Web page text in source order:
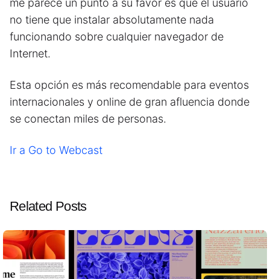
no tiene que instalar absolutamente nada
funcionando sobre cualquier navegador de
Internet.
Esta opción es más recomendable para eventos
internacionales y online de gran afluencia donde
se conectan miles de personas.
Ir a Go to Webcast
Related Posts